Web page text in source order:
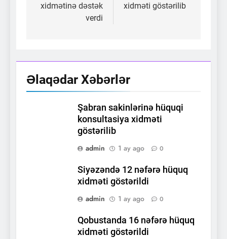
xidmətinə dəstək
verdi
xidməti göstərilib
Əlaqədar Xəbərlər
Şabran sakinlərinə hüquqi
konsultasiya xidməti
göstərilib
admin
1 ay ago 0
Siyəzəndə 12 nəfərə hüquq
xidməti göstərildi
admin
1 ay ago 0
Qobustanda 16 nəfərə hüquq
xidməti göstərildi